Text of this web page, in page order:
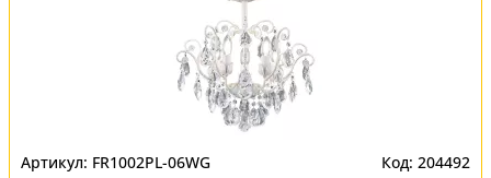
FR1002PL-06WG 204492